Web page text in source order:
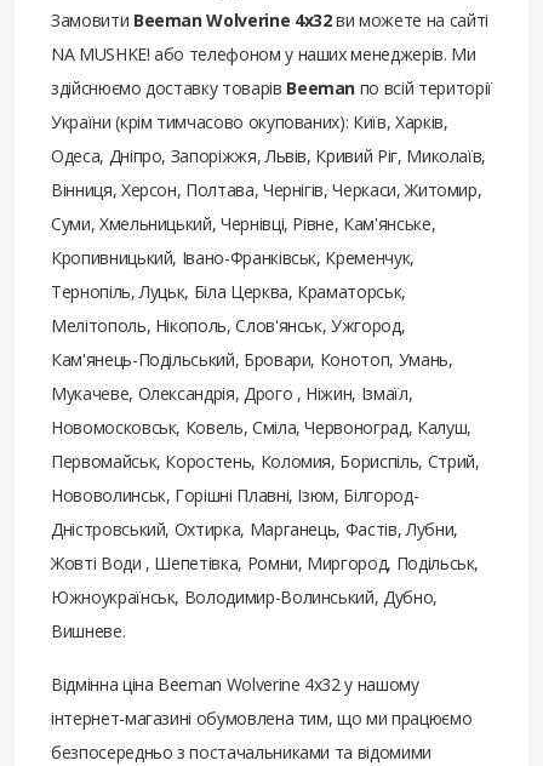
Замовити Beeman Wolverine 4x32ви можете на сайті
NA MUSHKE! або телефоном у наших менеджерів. Ми
здійснюємо доставку товарів Beeman по всій території
України (крім тимчасово окупованих): Київ, Харків,
Одеса, Дніпро, Запоріжжя, Львів, Кривий Ріг, Миколаїв,
Вінниця, Херсон, Полтава, Чернігів, Черкаси, Житомир,
Суми, Хмельницький, Чернівці, Рівне, Кам'янське,
Кропивницький, Івано-Франківськ, Кременчук,
Тернопіль, Луцьк, Біла Церква, Краматорськ,
Мелітополь, Нікополь, Слов'янськ, Ужгород,
Кам'янець-Подільський, Бровари, Конотоп, Умань,
Мукачеве, Олександрія, Дрого , Ніжин, Ізмаїл,
Новомосковськ, Ковель, Сміла, Червоноград, Калуш,
Первомайськ, Коростень, Коломия, Бориспіль, Стрий,
Нововолинськ, Горішні Плавні, Ізюм, Білгород-
Дністровський, Охтирка, Марганець, Фастів, Лубни,
Жовті Води , Шепетівка, Ромни, Миргород, Подільськ,
Южноукраїнськ, Володимир-Волинський, Дубно,
Вишневе.
Відмінна ціна Beeman Wolverine 4x32 у нашому
інтернет-магазині обумовлена ​​тим, що ми працюємо
безпосередньо з постачальниками та відомими